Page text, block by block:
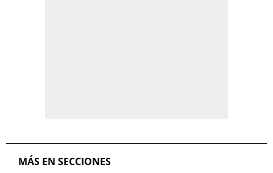
MÁS EN SECCIONES